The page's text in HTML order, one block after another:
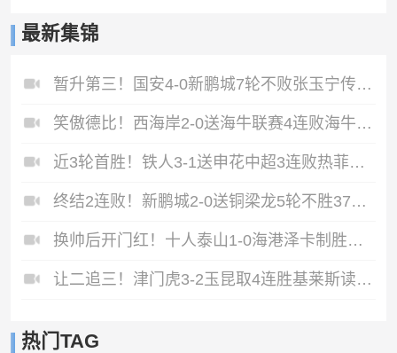
最新集锦
暂升第三！国安4-0新鹏城7轮不败张玉宁传射达万双响法比奥破门
笑傲德比！西海岸2-0送海牛联赛4连败海牛仍垫底西海岸升至第二
近3轮首胜！铁人3-1送申花中超3连败热菲尼奥双响邦本宜裕传射
终结2连败！新鹏城2-0送铜梁龙5轮不胜37岁姜至鹏破门韦斯利建功
换帅后开门红！十人泰山1-0海港泽卡制胜于金永扑点海港三球被吹
让二追三！津门虎3-2玉昆取4连胜基莱斯读秒绝杀萨尔瓦多破门
热门TAG